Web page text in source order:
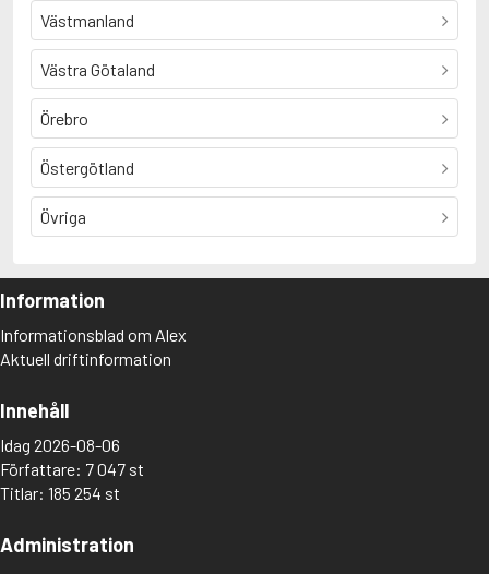
Västmanland
Västra Götaland
Örebro
Östergötland
Övriga
Information
Informationsblad om Alex
Aktuell driftinformation
Innehåll
Idag 2026-08-06
Författare: 7 047 st
Titlar: 185 254 st
Administration